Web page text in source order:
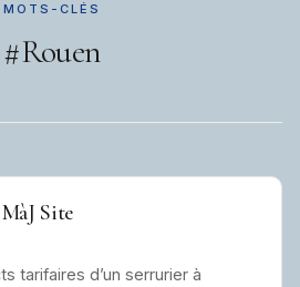
MOTS-CLÉS
#Rouen
Site
tarifaires d’un serrurier à